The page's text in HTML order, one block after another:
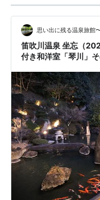
思い出に残る温泉旅館
笛吹川温泉 坐忘（
付き和洋室「琴川」